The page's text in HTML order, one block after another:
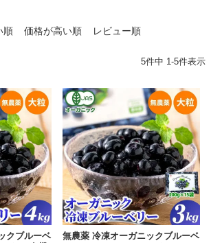
順 価格が高い順 レビュー順
5件中 1-5件表示
クブルーベ
無農薬 冷凍オーガニックブルーベ